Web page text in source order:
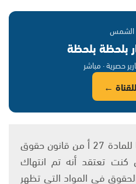
الشمس
بلحظة بلحظة
حصرية · مباشر
←
يتم الاستخدام المواد وفقًا للمادة 27 أ من قانون حقوق
والنشر 2007، وإن كنت تعتقد أنه تم انتهاك
في المواد التي تظهر